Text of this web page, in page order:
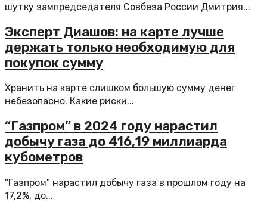
шутку зампредседателя Совбеза России Дмитрия...
Эксперт Диашов: на карте лучше
держать только необходимую для
покупок сумму
Хранить на карте слишком большую сумму денег
небезопасно. Какие риски...
“Газпром” в 2024 году нарастил
добычу газа до 416,19 миллиарда
кубометров
"Газпром" нарастил добычу газа в прошлом году на
17,2%, до...